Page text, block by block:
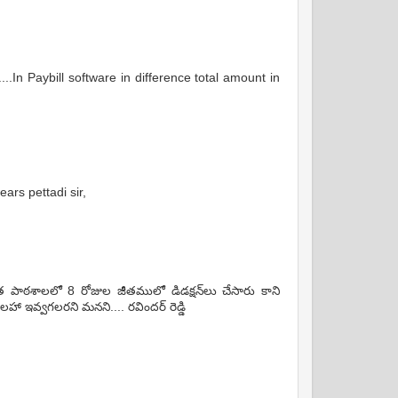
Paybill software in difference total amount in
pettadi sir,
పాఠశాలలో 8 రోజుల జీతములో డిడక్షన్‌లు చేసారు కాని
ఇవ్వగలరని మనని.... రవిందర్ రెడ్డి